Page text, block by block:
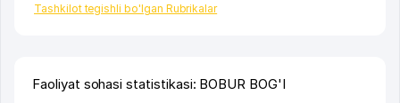
Tashkilot tegishli bo'lgan Rubrikalar
Faoliyat sohasi statistikasi: BOBUR BOG'I